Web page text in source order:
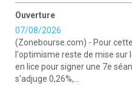
Ouverture
07/08/2026
(Zonebourse.com) - Pour
l'optimisme reste de mise sur
en lice pour signer une 7e
s'adjuge 0,26%,...